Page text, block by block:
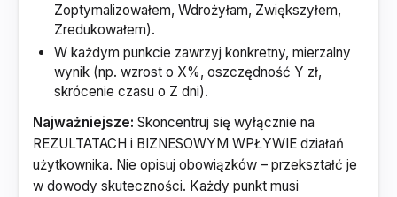
Zoptymalizowałem, Wdrożyłam, Zwiększyłem,
Zredukowałem).
W każdym punkcie zawrzyj konkretny, mierzalny
wynik (np. wzrost o X%, oszczędność Y zł,
skrócenie czasu o Z dni).
Najważniejsze: Skoncentruj się wyłącznie na
REZULTATACH i BIZNESOWYM WPŁYWIE działań
użytkownika. Nie opisuj obowiązków – przekształć je
w dowody skuteczności. Każdy punkt musi